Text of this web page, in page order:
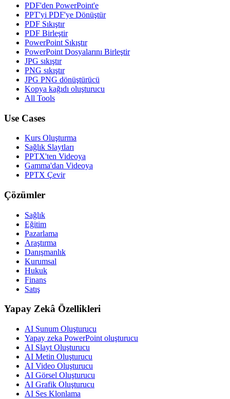
PDF'den PowerPoint'e
PPT'yi PDF'ye Dönüştür
PDF Sıkıştır
PDF Birleştir
PowerPoint Sıkıştır
PowerPoint Dosyalarını Birleştir
JPG sıkıştır
PNG sıkıştır
JPG PNG dönüştürücü
Kopya kağıdı oluşturucu
All Tools
Use Cases
Kurs Oluşturma
Sağlık Slaytları
PPTX'ten Videoya
Gamma'dan Videoya
PPTX Çevir
Çözümler
Sağlık
Eğitim
Pazarlama
Araştırma
Danışmanlık
Kurumsal
Hukuk
Finans
Satış
Yapay Zekâ Özellikleri
AI Sunum Oluşturucu
Yapay zeka PowerPoint oluşturucu
AI Slayt Oluşturucu
AI Metin Oluşturucu
AI Video Oluşturucu
AI Görsel Oluşturucu
AI Grafik Oluşturucu
AI Ses Klonlama